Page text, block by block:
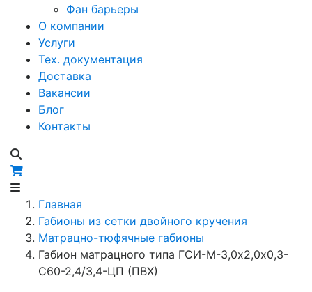
Фан барьеры
О компании
Услуги
Тех. документация
Доставка
Вакансии
Блог
Контакты
Главная
Габионы из сетки двойного кручения
Матрацно-тюфячные габионы
Габион матрацного типа ГCИ-М-3,0х2,0х0,3-
С60-2,4/3,4-ЦП (ПВХ)